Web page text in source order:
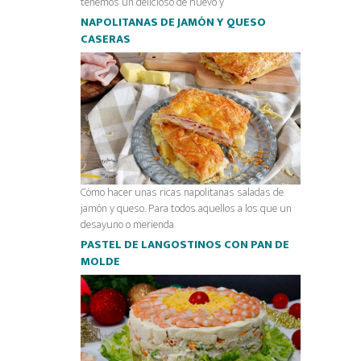
NAPOLITANAS DE JAMÓN Y QUESO
CASERAS
Cómo hacer unas ricas napolitanas saladas de
jamón y queso. Para todos aquellos a los que un
desayuno o merienda
PASTEL DE LANGOSTINOS CON PAN DE
MOLDE